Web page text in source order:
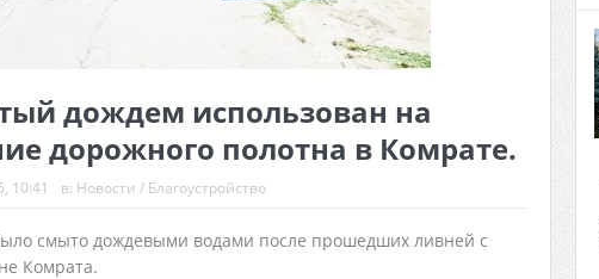
дождем использован на
дорожного полотна в Комрате.
10:41 в: Новости / Благоустройство
смыто дождевыми водами после прошедших ливней с
Комрата.